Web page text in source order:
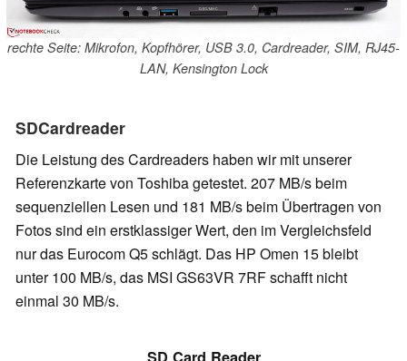
rechte Seite: Mikrofon, Kopfhörer, USB 3.0, Cardreader, SIM, RJ45-
LAN, Kensington Lock
SDCardreader
Die Leistung des Cardreaders haben wir mit unserer
Referenzkarte von Toshiba getestet. 207 MB/s beim
sequenziellen Lesen und 181 MB/s beim Übertragen von
Fotos sind ein erstklassiger Wert, den im Vergleichsfeld
nur das Eurocom Q5 schlägt. Das HP Omen 15 bleibt
unter 100 MB/s, das MSI GS63VR 7RF schafft nicht
einmal 30 MB/s.
SD Card Reader